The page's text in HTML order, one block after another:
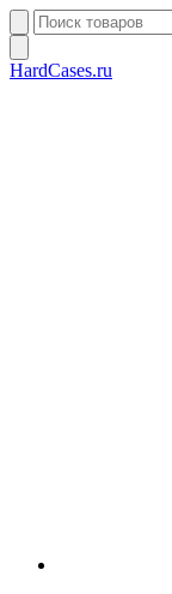
HardCases.ru